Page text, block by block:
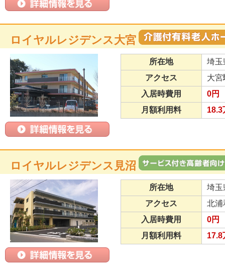
ロイヤルレジデンス大宮
所在地
埼玉
アクセス
大
入居時費用
0円
月額利用料
18.3
ロイヤルレジデンス見沼
所在地
埼玉
アクセス
北浦
入居時費用
0円
月額利用料
17.8